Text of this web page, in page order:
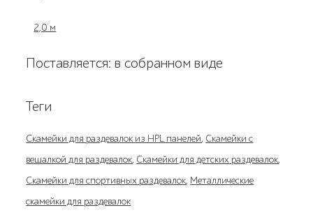
2,0 м
Поставляется: в собранном виде
Теги
Скамейки для раздевалок из HPL панелей, Скамейки с
вешалкой для раздевалок, Скамейки для детских раздевалок,
Скамейки для спортивных раздевалок, Металлические
скамейки для раздевалок